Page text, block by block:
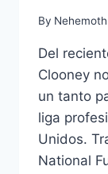
By Nehemoth
Del
Clooney
un tanto
liga
Unidos.
National